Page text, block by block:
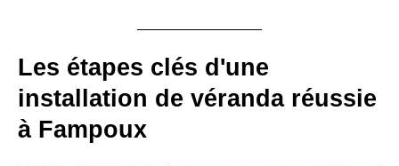
Les étapes clés d'une
installation de véranda réussie
à Fampoux